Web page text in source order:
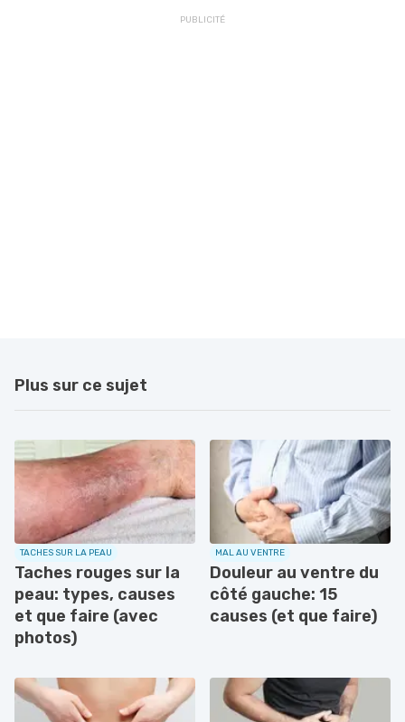
Plus sur ce sujet
TACHES SUR LA PEAU
Taches rouges sur la
peau: types, causes
et que faire (avec
photos)
MAL AU VENTRE
Douleur au ventre du
côté gauche: 15
causes (et que faire)